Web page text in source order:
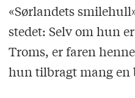
«Sørlandets
stedet: Selv om hun
Troms, er faren
hun tilbragt mang en